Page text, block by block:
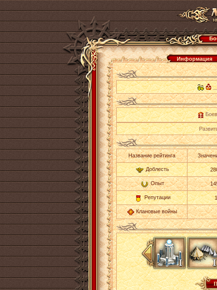
Информация
Название рейтинга
Доблесть
Опыт
Репутации
Клановые войны